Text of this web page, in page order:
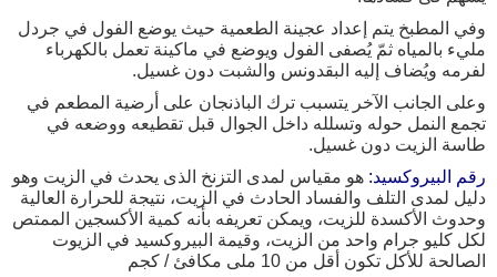
وفي المطبخ يتم إعداد عجينة الطعمية حيث يوضع الفول في جردل
مليء بالمياه ثمّ يُصفى الفول ويوضع في ماكينة تعمل بالكهرباء
لفرمه ويُضاف إليه البقدونس والشبت دون غسيل.
وعلى الجانب الآخر يتسبب ترك الباذنجان على أرضية المطعم في
تجمع النمل حوله وتسلله داخل الجوال قبل تقطيعه ووضعه في
طاسة الزيت دون غسيل.
رقم البيروكسيد:هو مقياس لمدى التزنخ الذى يحدث في الزيت وهو
دليل لمدى التلف والفساد الحادث في الزيت، نتيجة للحرارة العالية
وحدوث الأكسدة للزيت، ويمكن تعريفه بأنه كمية الأكسجين الممتص
لكل كليو جرام واحد من الزيت، وقيمة البيروكسيد في الزيوت
الصالحة للأكل تكون أقل من 10 ملى مكافئ / كجم